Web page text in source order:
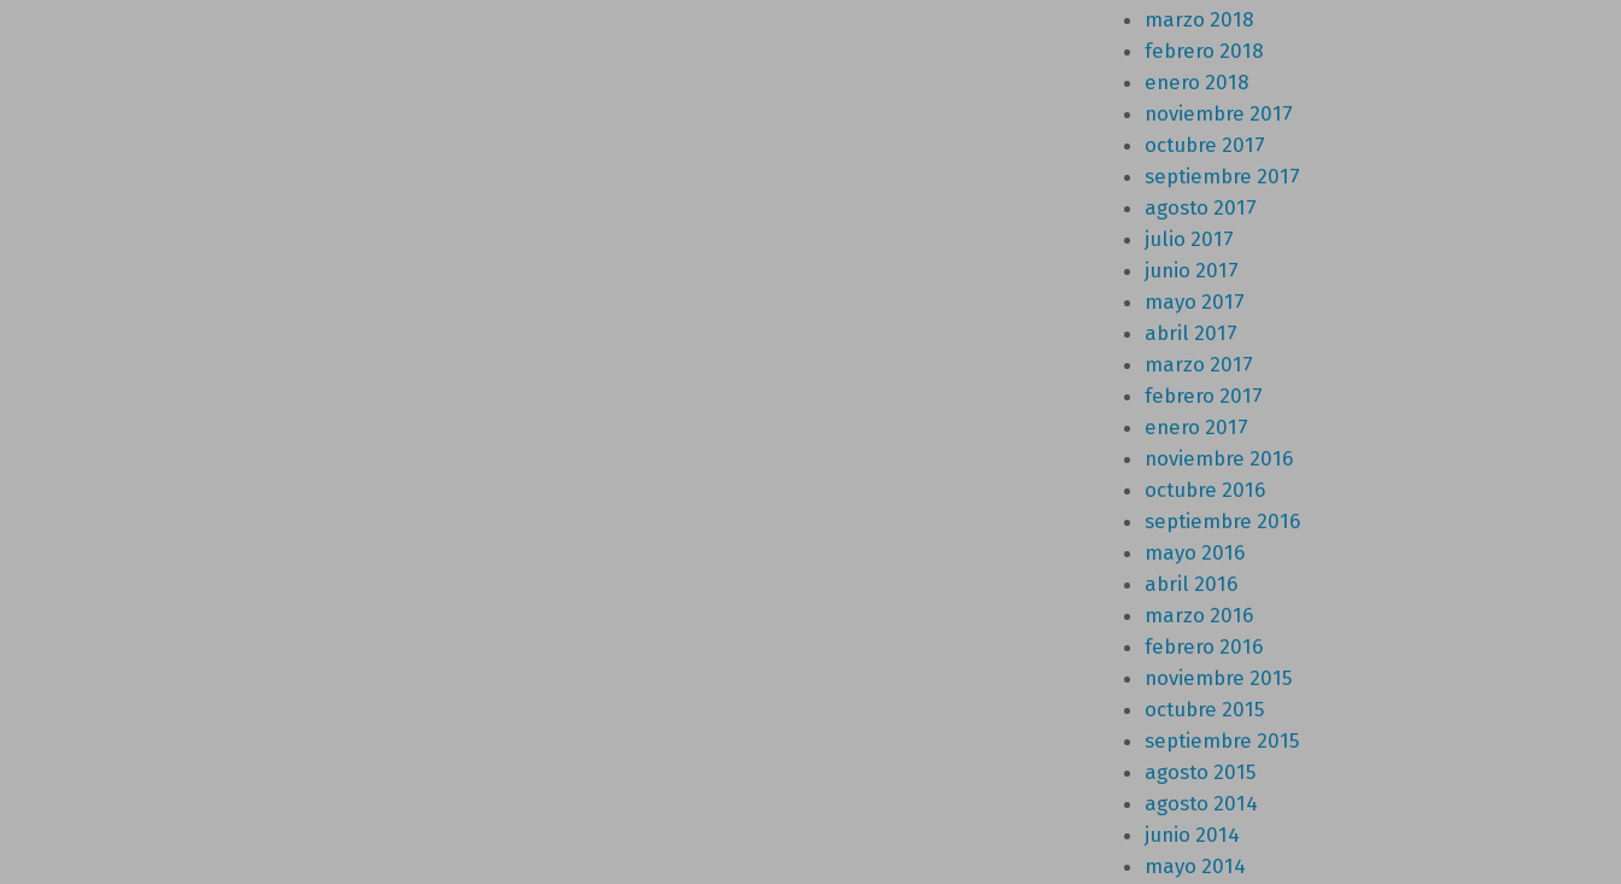
marzo 2018
febrero 2018
enero 2018
noviembre 2017
octubre 2017
septiembre 2017
agosto 2017
julio 2017
junio 2017
mayo 2017
abril 2017
marzo 2017
febrero 2017
enero 2017
noviembre 2016
octubre 2016
septiembre 2016
mayo 2016
abril 2016
marzo 2016
febrero 2016
noviembre 2015
octubre 2015
septiembre 2015
agosto 2015
agosto 2014
junio 2014
mayo 2014